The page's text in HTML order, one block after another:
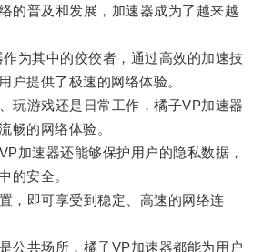
普及和发展，加速器成为了越来越
其中的佼佼者，通过高效的加速技
户提供了极速的网络体验。
游戏还是日常工作，橘子VP加速器
畅的网络体验。
速器还能够保护用户的隐私数据，
的安全。
即可享受到稳定、高速的网络连
共场所，橘子VP加速器都能为用户